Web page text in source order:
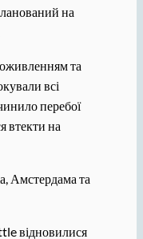
на
та
всі
перебої
втекти на
Амстердама та
відновилися